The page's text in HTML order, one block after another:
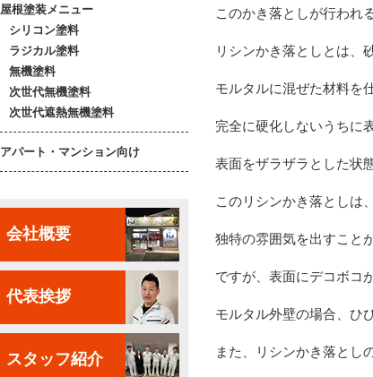
このかき落としが行われ
リシンかき落としとは、
モルタルに混ぜた材料を
完全に硬化しないうちに
表面をザラザラとした状
このリシンかき落としは
独特の雰囲気を出すこと
ですが、表面にデコボコ
モルタル外壁の場合、ひ
また、リシンかき落とし
屋根塗装メニュー
シリコン塗料
ラジカル塗料
無機塗料
次世代無機塗料
次世代遮熱無機塗料
アパート・マンション向け
会社概要
代表挨拶
スタッフ紹介